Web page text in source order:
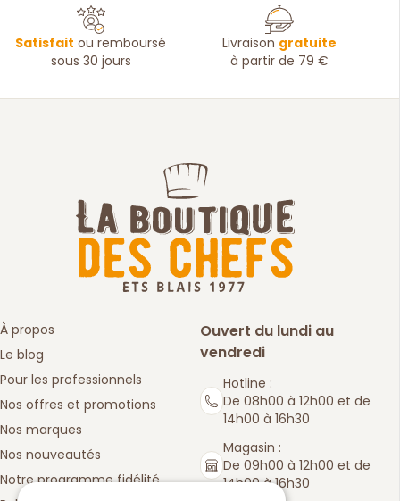
Satisfait ou remboursé
sous 30 jours
Livraison gratuite
à partir de 79 €
À propos
Le blog
Pour les professionnels
Nos offres et promotions
Nos marques
Nos nouveautés
Notre programme fidélité
Ouvert du lundi au
vendredi
Hotline :
De 08h00 à 12h00 et de
14h00 à 16h30
Magasin :
De 09h00 à 12h00 et de
14h00 à 16h30